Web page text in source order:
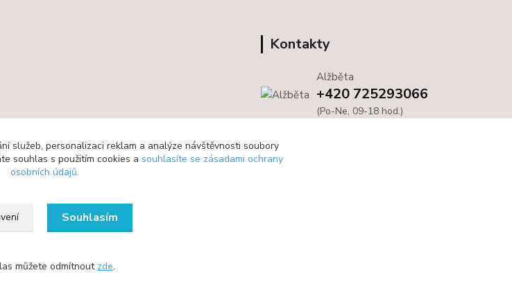
Kontakty
Alžběta
+420 725293066
(Po-Ne, 09-18 hod.)
služeb, personalizaci reklam a analýze návštěvnosti soubory
souhlas s použitím cookies a souhlasíte se zásadami ochrany
osobních údajů.
Souhlasím
můžete odmítnout zde.